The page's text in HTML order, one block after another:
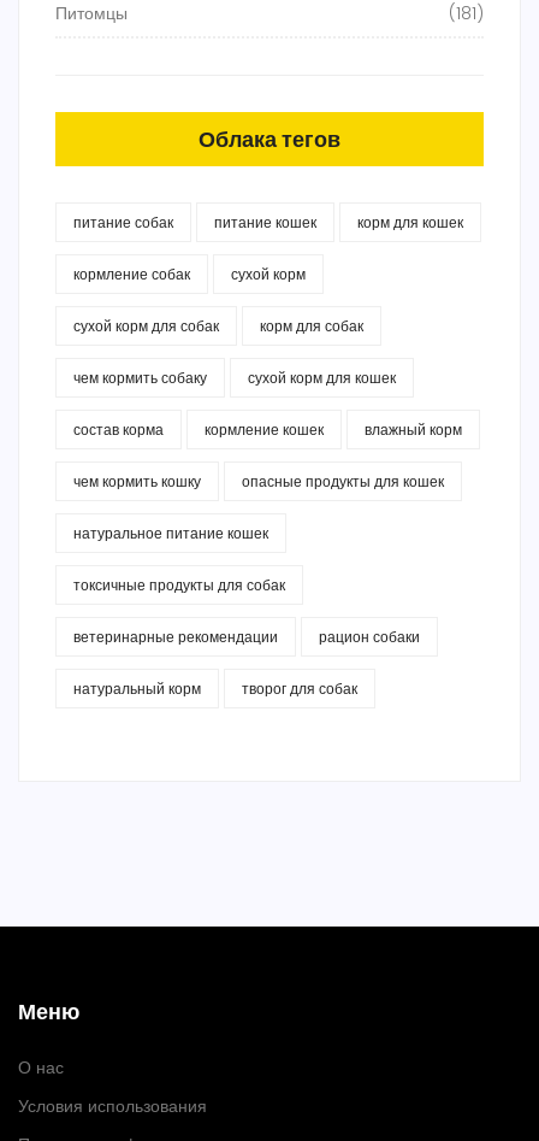
Питомцы (181)
Облака тегов
питание собак питание кошек корм для кошек
кормление собак сухой корм
сухой корм для собак корм для собак
чем кормить собаку сухой корм для кошек
состав корма кормление кошек влажный корм
чем кормить кошку опасные продукты для кошек
натуральное питание кошек
токсичные продукты для собак
ветеринарные рекомендации рацион собаки
натуральный корм творог для собак
Меню
О нас
Условия использования